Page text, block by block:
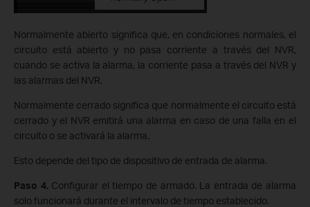
Normalmente abierto significa que, en condiciones normales, el
circuito está abierto y no pasa corriente a través del NVR,
cuando se activa la alarma, la corriente pasa a través del NVR y
las alarmas del NVR.
Normalmente cerrado significa que normalmente el circuito está
cerrado y el NVR emitirá una alarma en caso de una falla en el
circuito o se activará la alarma.
Esto depende del tipo de dispositivo de entrada de alarma.
Paso 4.Configurar el tiempo de armado. La entrada de alarma
solo funcionará durante el intervalo de tiempo establecido.